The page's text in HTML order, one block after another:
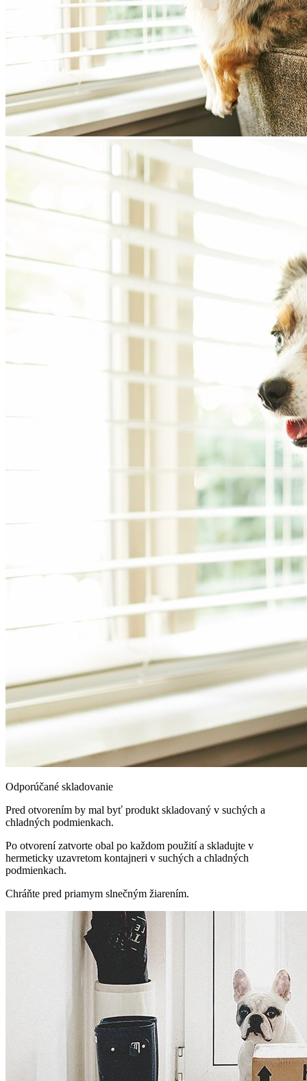
Odporúčané skladovanie
Pred otvorením by mal byť produkt skladovaný v suchých a
chladných podmienkach.
Po otvorení zatvorte obal po každom použití a skladujte v
hermeticky uzavretom kontajneri v suchých a chladných
podmienkach.
Chráňte pred priamym slnečným žiarením.